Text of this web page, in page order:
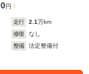
円
走行 2.1万km
修復
なし
整備
法定整備付